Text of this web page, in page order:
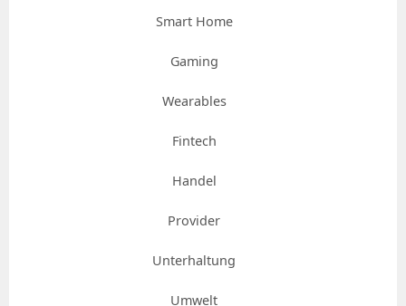
Smart Home
Gaming
Wearables
Fintech
Handel
Provider
Unterhaltung
Umwelt